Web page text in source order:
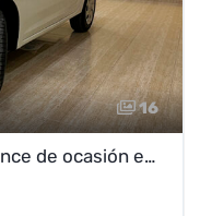
16
DACIA Sandero 1.5 dCi Ambiance de ocasión en Marmolejo - ¡Oferta 7.900€!